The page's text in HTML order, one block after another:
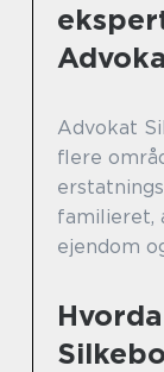
Advokat
flere
familieret,
ejendom